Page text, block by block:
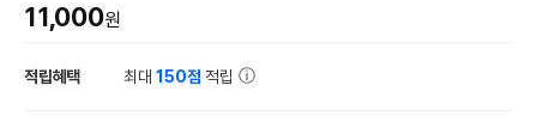
11,000원
적립혜택 최대150점 적립